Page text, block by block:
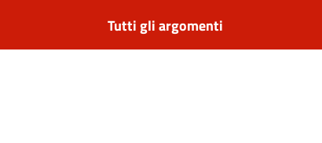
Tutti gli argomenti